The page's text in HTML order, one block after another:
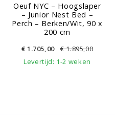
Oeuf NYC – Hoogslaper
– Junior Nest Bed –
Perch – Berken/Wit, 90 x
200 cm
€ 1.705,00 €1.895,00
Levertijd: 1-2 weken